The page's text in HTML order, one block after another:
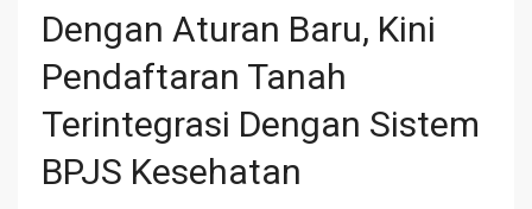
Dengan Aturan Baru, Kini
Pendaftaran Tanah
Terintegrasi Dengan Sistem
BPJS Kesehatan